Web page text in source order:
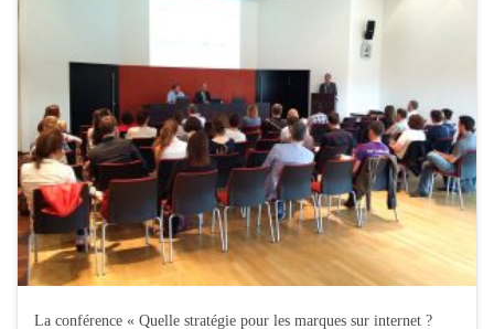
La conférence « Quelle stratégie pour les marques sur internet ?